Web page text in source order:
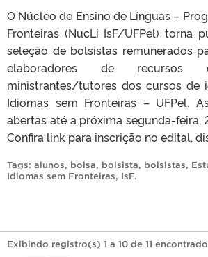
O Núcleo de Ensino de Línguas –
Fronteiras (NucLi IsF/UFPel) torna
seleção de bolsistas remunerados
elaboradores de recursos
ministrantes/tutores dos cursos de
Idiomas sem Fronteiras – UFPel.
abertas até a próxima segunda-feira,
Confira link para inscrição no edital,
Tags: alunos, bolsa, bolsista, bolsistas,
Idiomas sem Fronteiras, IsF.
Exibindo registro(s) 1 a 10 de 11